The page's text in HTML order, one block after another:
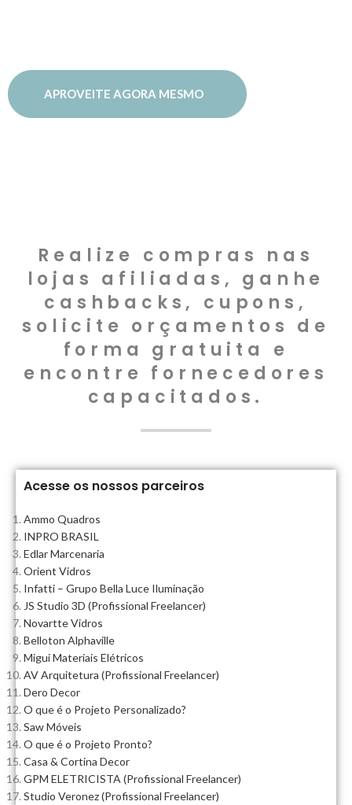
APROVEITE AGORA MESMO
Realize compras nas
lojas afiliadas, ganhe
cashbacks, cupons,
solicite orçamentos de
forma gratuita e
encontre fornecedores
capacitados.
Acesse os nossos parceiros
Ammo Quadros
INPRO BRASIL
Edlar Marcenaria
Orient Vidros
Infatti – Grupo Bella Luce Iluminação
JS Studio 3D (Profissional Freelancer)
Novartte Vidros
Belloton Alphaville
Migui Materiais Elétricos
AV Arquitetura (Profissional Freelancer)
Dero Decor
O que é o Projeto Personalizado?
Saw Móveis
O que é o Projeto Pronto?
Casa & Cortina Decor
GPM ELETRICISTA (Profissional Freelancer)
Studio Veronez (Profissional Freelancer)